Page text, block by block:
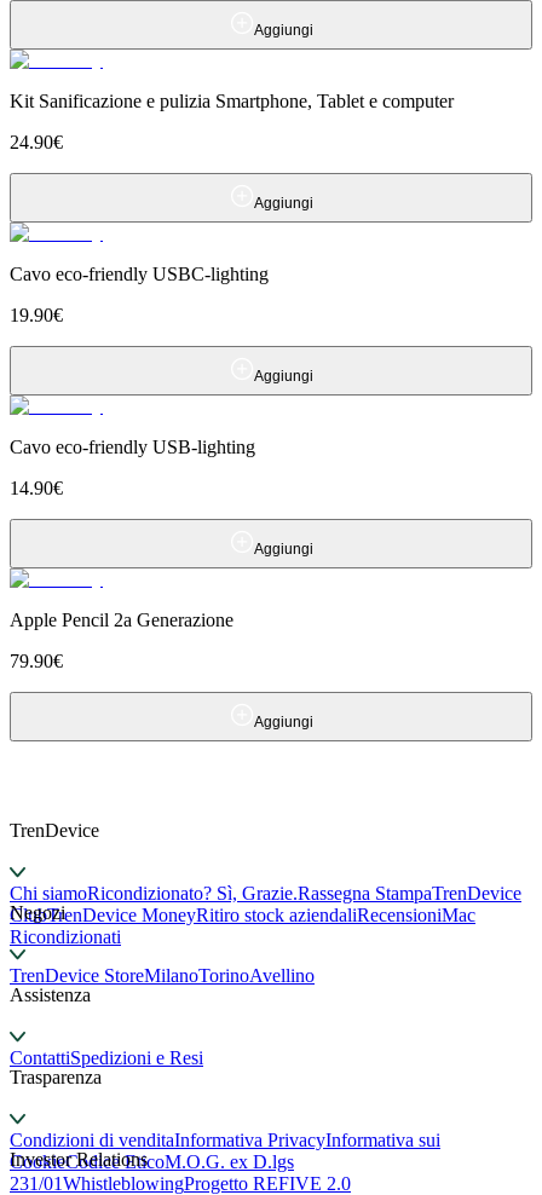
Aggiungi
Kit Sanificazione e pulizia Smartphone, Tablet e computer
24.90€
Aggiungi
Cavo eco-friendly USBC-lighting
19.90€
Aggiungi
Cavo eco-friendly USB-lighting
14.90€
Aggiungi
Apple Pencil 2a Generazione
79.90€
Aggiungi
TrenDevice
Chi siamoRicondizionato? Sì, Grazie.Rassegna StampaTrenDevice
ClubTrenDevice MoneyRitiro stock aziendaliRecensioniMac
Ricondizionati
Negozi
TrenDevice StoreMilanoTorinoAvellino
Assistenza
ContattiSpedizioni e Resi
Trasparenza
Condizioni di venditaInformativa PrivacyInformativa sui
CookieCodice EticoM.O.G. ex D.lgs
231/01WhistleblowingProgetto REFIVE 2.0
Investor Relations